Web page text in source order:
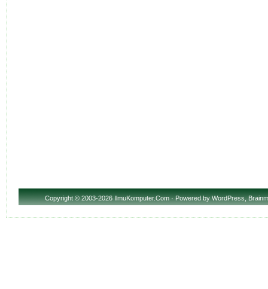
Copyright© 2003-2026 IlmuKomputer.Com · Powered byWordPress,